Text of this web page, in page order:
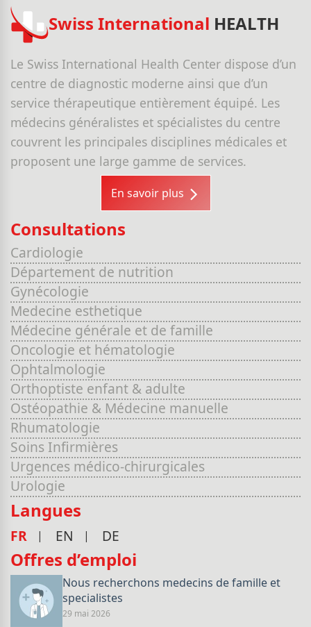
Swiss International HEALTH
Le Swiss International Health Center dispose d’un
centre de diagnostic moderne ainsi que d’un
service thérapeutique entièrement équipé. Les
médecins généralistes et spécialistes du centre
couvrent les principales disciplines médicales et
proposent une large gamme de services.
En savoir plus
Consultations
Cardiologie
Département de nutrition
Gynécologie
Medecine esthetique
Médecine générale et de famille
Oncologie et hématologie
Ophtalmologie
Orthoptiste enfant & adulte
Ostéopathie & Médecine manuelle
Rhumatologie
Soins Infirmières
Urgences médico-chirurgicales
Urologie
Langues
FR EN DE
Offres d’emploi
Nous recherchons medecins de famille et
specialistes
29 mai 2026